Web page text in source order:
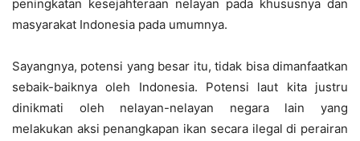
peningkatan kesejahteraan nelayan pada khususnya dan
masyarakat Indonesia pada umumnya.
Sayangnya, potensi yang besar itu, tidak bisa dimanfaatkan
sebaik-baiknya oleh Indonesia. Potensi laut kita justru
dinikmati oleh nelayan-nelayan negara lain yang
melakukan aksi penangkapan ikan secara ilegal di perairan